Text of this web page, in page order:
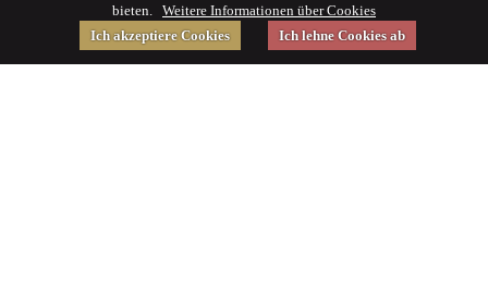
bieten. Weitere Informationen über Cookies
Ich akzeptiere Cookies
Ich lehne Cookies ab